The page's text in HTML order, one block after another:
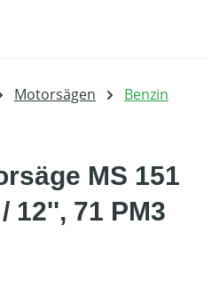
Motorsägen Benzin
MS 151
12'', 71 PM3